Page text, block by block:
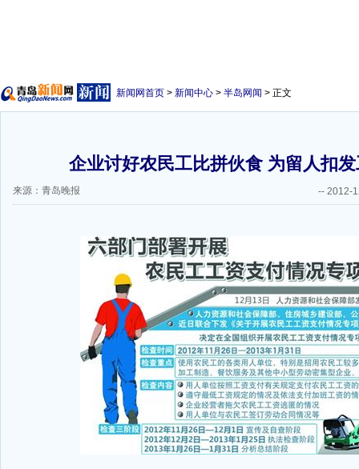
新闻网首页 > 新闻中心 > 半岛网闻 > 正文
企业讨好农民工比拼伙食 为留人扣
来源：青岛晚报 -- 2012-